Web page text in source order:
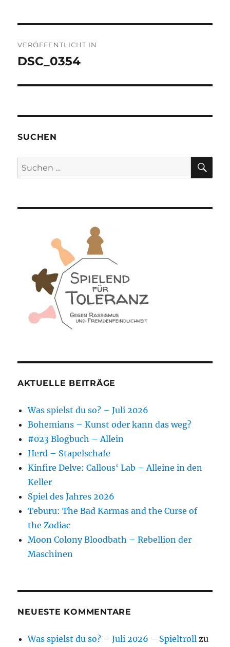
VERÖFFENTLICHT IN
DSC_0354
SUCHEN
Suchen
nach:
AKTUELLE BEITRÄGE
Was spielst du so? – Juli 2026
Bohemians – Kunst oder kann das weg?
#023 Blogbuch – Allein
Herd – Stapelschafe
Kinfire Delve: Callous‘ Lab – Alleine in den
Keller
Spiel des Jahres 2026
Teburu: The Bad Karmas and the Curse of
the Zodiac
Moon Colony Bloodbath – Rebellion der
Maschinen
NEUESTE KOMMENTARE
Was spielst du so? – Juli 2026 – Spieltroll zu